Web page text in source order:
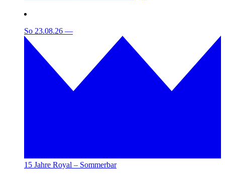
So 23.08.26 —
15 Jahre Royal – Sommerbar